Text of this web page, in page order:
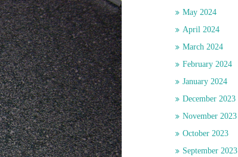
May 2024
April 2024
March 2024
February 2024
January 2024
December 2023
November 2023
October 2023
September 2023